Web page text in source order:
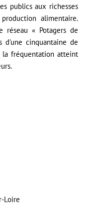
publics aux richesses
alimentaire.
réseau « Potagers de
cinquantaine de
la fréquentation atteint
Loire